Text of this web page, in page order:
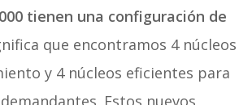
tienen una configuración de
que encontramos 4 núcleos
y 4 núcleos eficientes para